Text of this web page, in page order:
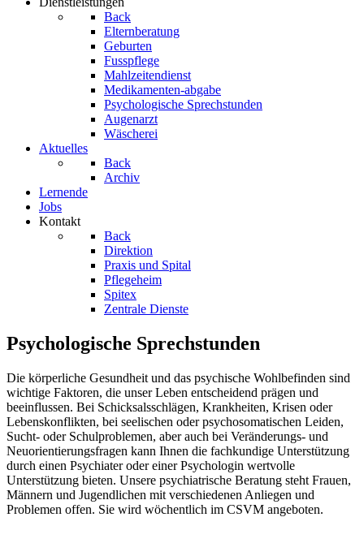
Back
Elternberatung
Geburten
Fusspflege
Mahlzeitendienst
Medikamenten-abgabe
Psychologische Sprechstunden
Augenarzt
Wäscherei
Aktuelles
Back
Archiv
Lernende
Jobs
Kontakt
Back
Direktion
Praxis und Spital
Pflegeheim
Spitex
Zentrale Dienste
Psychologische Sprechstunden
Die körperliche Gesundheit und das psychische Wohlbefinden sind
wichtige Faktoren, die unser Leben entscheidend prägen und
beeinflussen. Bei Schicksalsschlägen, Krankheiten, Krisen oder
Lebenskonflikten, bei seelischen oder psychosomatischen Leiden,
Sucht- oder Schulproblemen, aber auch bei Veränderungs- und
Neuorientierungsfragen kann Ihnen die fachkundige Unterstützung
durch einen Psychiater oder einer Psychologin wertvolle
Unterstützung bieten. Unsere psychiatrische Beratung steht Frauen,
Männern und Jugendlichen mit verschiedenen Anliegen und
Problemen offen. Sie wird wöchentlich im CSVM angeboten.